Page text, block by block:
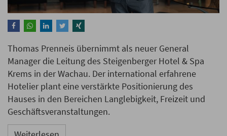
Thomas Prenneis übernimmt als neuer General
Manager die Leitung des Steigenberger Hotel & Spa
Krems in der Wachau. Der international erfahrene
Hotelier plant eine verstärkte Positionierung des
Hauses in den Bereichen Langlebigkeit, Freizeit und
Geschäftsveranstaltungen.